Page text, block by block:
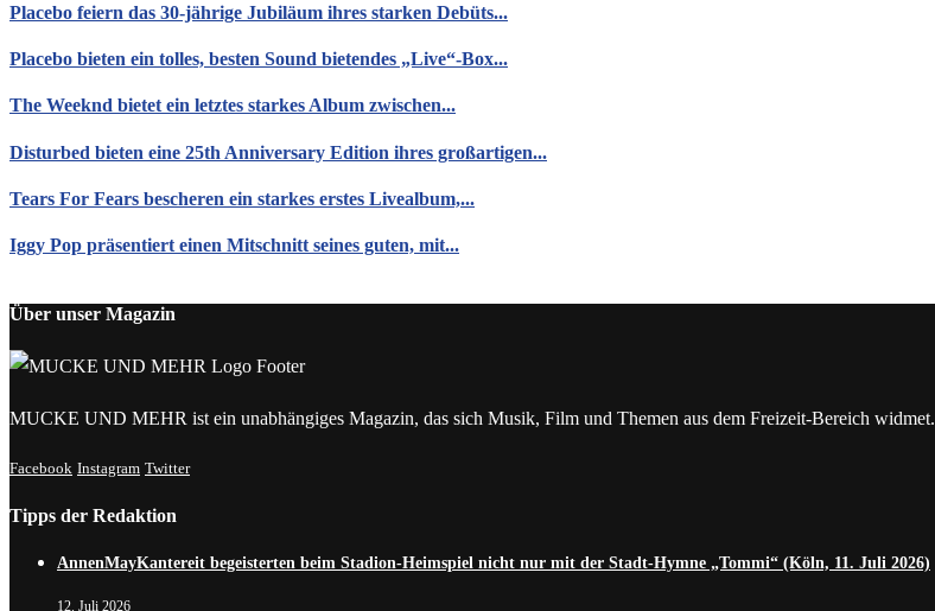
Placebo feiern das 30-jährige Jubiläum ihres starken Debüts...
Placebo bieten ein tolles, besten Sound bietendes „Live“-Box...
The Weeknd bietet ein letztes starkes Album zwischen...
Disturbed bieten eine 25th Anniversary Edition ihres großartigen...
Tears For Fears bescheren ein starkes erstes Livealbum,...
Iggy Pop präsentiert einen Mitschnitt seines guten, mit...
Über unser Magazin
MUCKE UND MEHR ist ein unabhängiges Magazin, das sich Musik, Film und Themen aus dem Freizeit-Bereich widmet.
Facebook Instagram Twitter
Tipps der Redaktion
AnnenMayKantereit begeisterten beim Stadion-Heimspiel nicht nur mit der Stadt-Hymne „Tommi“ (Köln, 11. Juli 2026)
12. Juli 2026